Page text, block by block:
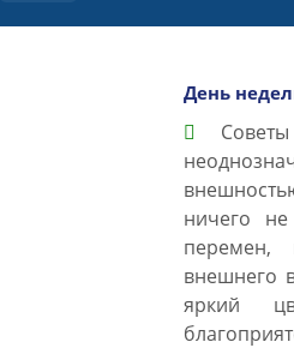
День
ничего
перемен,
внешнего
яркий